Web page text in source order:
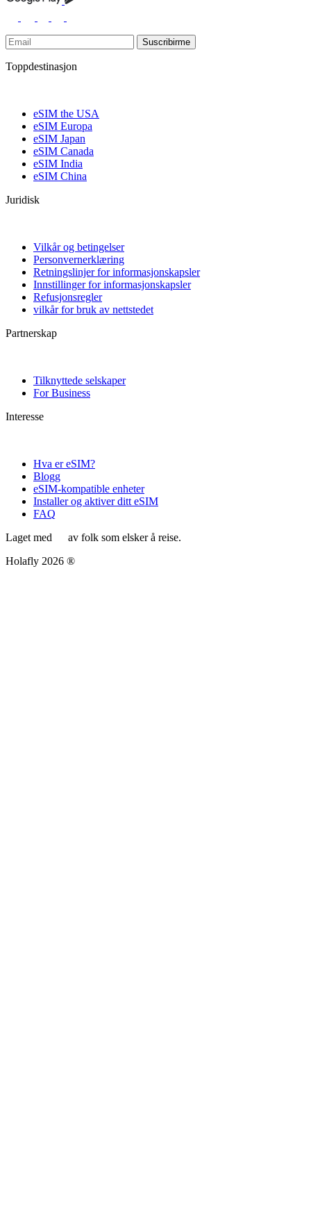
Suscribirme
Toppdestinasjon
eSIM the USA
eSIM Europa
eSIM Japan
eSIM Canada
eSIM India
eSIM China
Juridisk
Vilkår og betingelser
Personvernerklæring
Retningslinjer for informasjonskapsler
Innstillinger for informasjonskapsler
Refusjonsregler
vilkår for bruk av nettstedet
Partnerskap
Tilknyttede selskaper
For Business
Interesse
Hva er eSIM?
Blogg
eSIM-kompatible enheter
Installer og aktiver ditt eSIM
FAQ
Laget med
av folk som elsker å reise.
Holafly 2026 ®